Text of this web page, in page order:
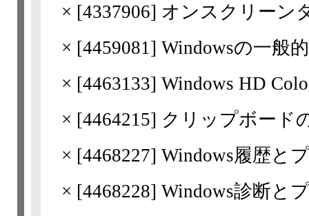
× [4337906] オンスクリーン
× [4459081] Windowsの一般
× [4463133] Windows HD
× [4464215] クリップボード
× [4468227] Windows履歴と
× [4468228] Windows診断と